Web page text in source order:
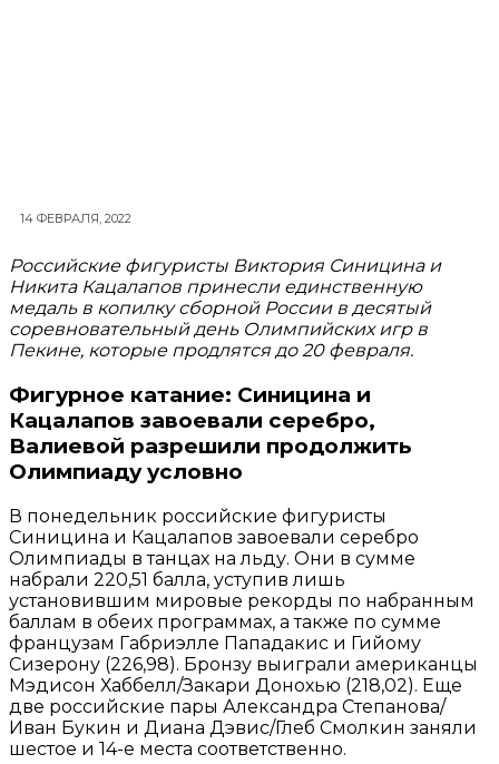
14 ФЕВРАЛЯ, 2022
Российские фигуристы Виктория Синицина и
Никита Кацалапов принесли единственную
медаль в копилку сборной России в десятый
соревновательный день Олимпийских игр в
Пекине, которые продлятся до 20 февраля.
Фигурное катание: Синицина и
Кацалапов завоевали серебро,
Валиевой разрешили продолжить
Олимпиаду условно
В понедельник российские фигуристы
Синицина и Кацалапов завоевали серебро
Олимпиады в танцах на льду. Они в сумме
набрали 220,51 балла, уступив лишь
установившим мировые рекорды по набранным
баллам в обеих программах, а также по сумме
французам Габриэлле Пападакис и Гийому
Сизерону (226,98). Бронзу выиграли американцы
Мэдисон Хаббелл/Закари Донохью (218,02). Еще
две российские пары Александра Степанова/
Иван Букин и Диана Дэвис/Глеб Смолкин заняли
шестое и 14-е места соответственно.